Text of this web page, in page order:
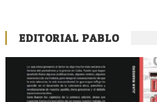
EDITORIAL PABLO